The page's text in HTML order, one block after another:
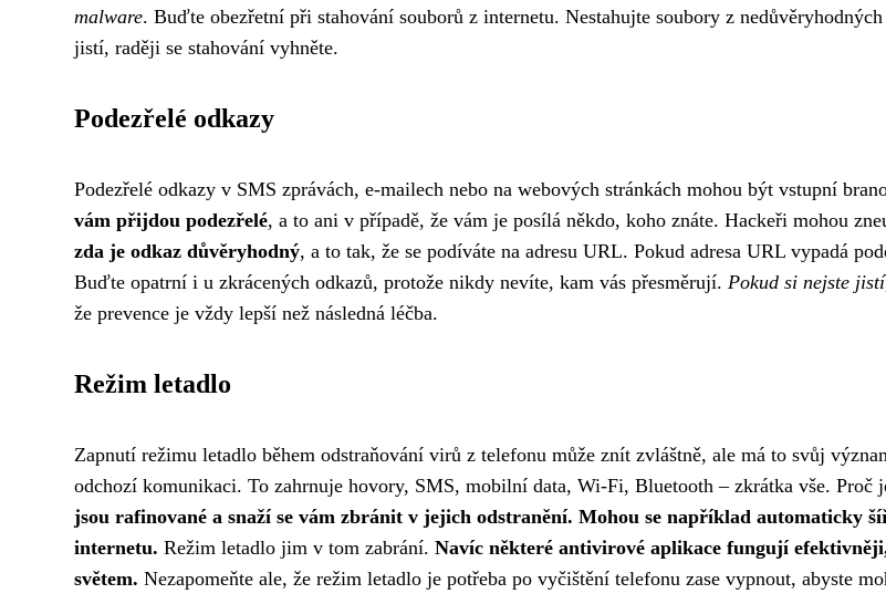
malware. Buďte obezřetní při stahování souborů z internetu. Nestahujte soubory z
jistí, raději se stahování vyhněte.
Podezřelé odkazy
Podezřelé odkazy v SMS zprávách, e-mailech nebo na webových stránkách mohou být vstupní
vám přijdou podezřelé, a to ani v případě, že vám je posílá někdo, koho znáte. Hackeři mohou
zda je odkaz důvěryhodný, a to tak, že se podíváte na adresu URL. Pokud adresa URL vypadá
Buďte opatrní i u zkrácených odkazů, protože nikdy nevíte, kam vás přesměrují. Pokud si nejste
že prevence je vždy lepší než následná léčba.
Režim letadlo
Zapnutí režimu letadlo během odstraňování virů z telefonu může znít zvláštně, ale má to svůj
odchozí komunikaci. To zahrnuje hovory, SMS, mobilní data, Wi-Fi, Bluetooth – zkrátka vše. Proč
jsou rafinované a snaží se vám zbránit v jejich odstranění. Mohou se například automaticky
internetu. Režim letadlo jim v tom zabrání. Navíc některé antivirové aplikace fungují
světem. Nezapomeňte ale, že režim letadlo je potřeba po vyčištění telefonu zase vypnout, abyste